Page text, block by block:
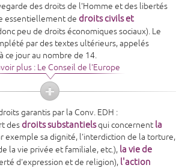
des droits de l'Homme et des libertés
essentiellement de droits civils et
peu de droits économiques sociaux). Le
par des textes ultérieurs, appelés
ce jour au nombre de 14.
plus : Le Conseil de l'Europe
garantis par la Conv. EDH :
desdroits substantielsqui concernent la
exemple sa dignité, l'interdiction de la torture,
la vie privée et familiale, etc.), la vie de
d'expression et de religion), l'action